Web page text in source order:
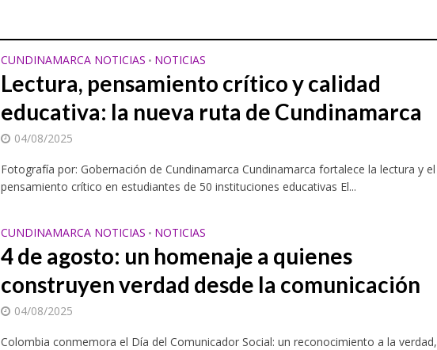
CUNDINAMARCA NOTICIAS • NOTICIAS
Lectura, pensamiento crítico y calidad
educativa: la nueva ruta de Cundinamarca
04/08/2025
Fotografía por: Gobernación de Cundinamarca Cundinamarca fortalece la lectura y el
pensamiento crítico en estudiantes de 50 instituciones educativas El...
CUNDINAMARCA NOTICIAS • NOTICIAS
4 de agosto: un homenaje a quienes
construyen verdad desde la comunicación
04/08/2025
Colombia conmemora el Día del Comunicador Social: un reconocimiento a la verdad,